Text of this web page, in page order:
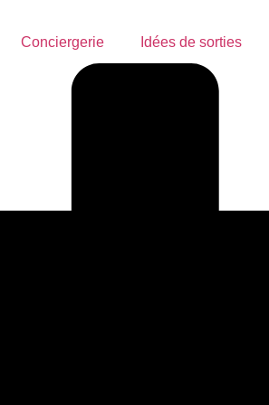
Conciergerie Idées de sorties